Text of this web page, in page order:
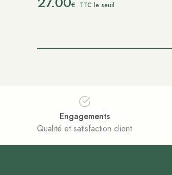
€ TTC le seuil
Engagements
Qualité et satisfaction client